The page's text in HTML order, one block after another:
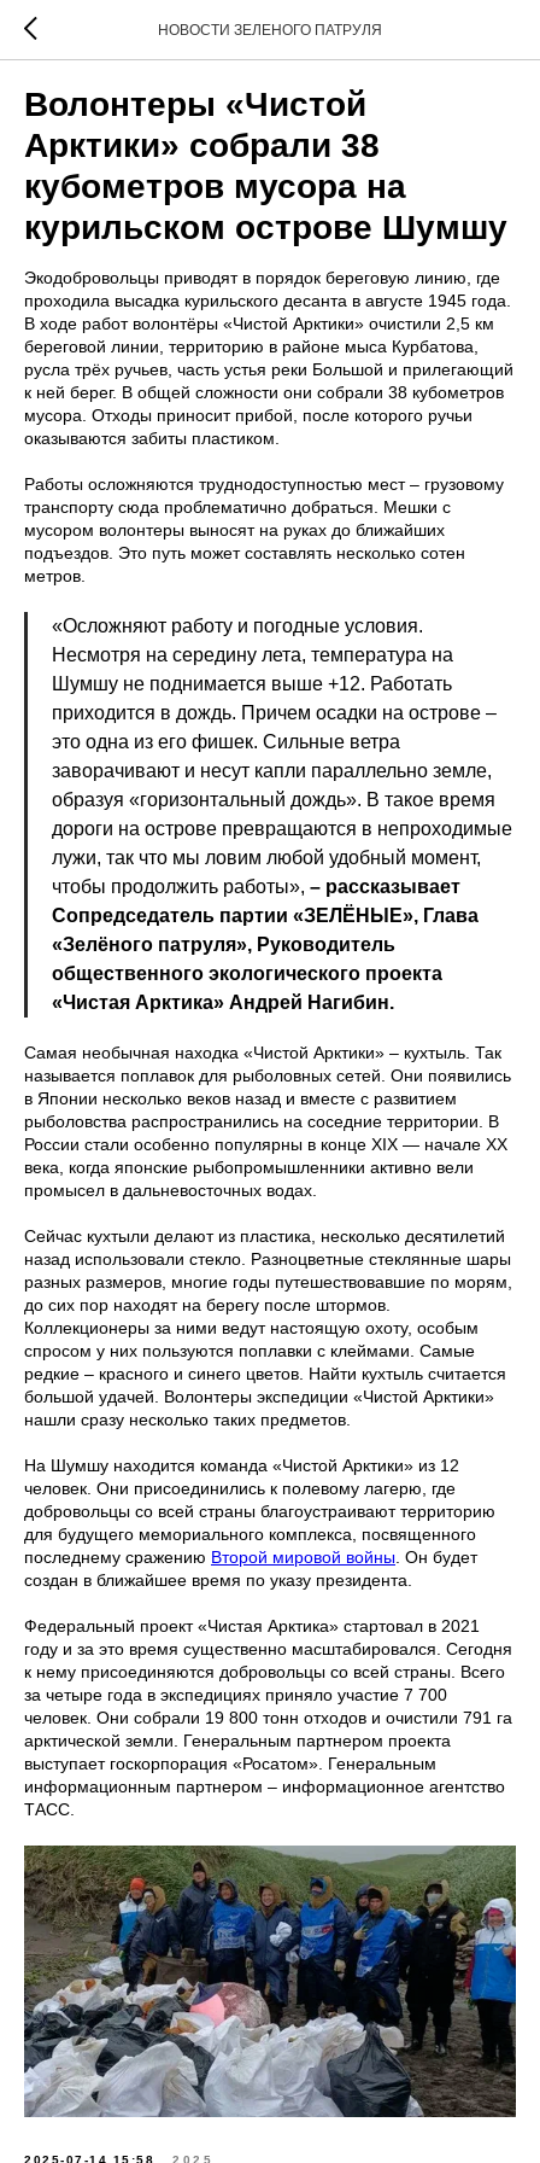
НОВОСТИ ЗЕЛЕНОГО ПАТРУЛЯ
Волонтеры «Чистой
Арктики» собрали 38
кубометров мусора на
курильском острове Шумшу
Экодобровольцы приводят в порядок береговую линию, где
проходила высадка курильского десанта в августе 1945 года.
В ходе работ волонтёры «Чистой Арктики» очистили 2,5 км
береговой линии, территорию в районе мыса Курбатова,
русла трёх ручьев, часть устья реки Большой и прилегающий
к ней берег. В общей сложности они собрали 38 кубометров
мусора. Отходы приносит прибой, после которого ручьи
оказываются забиты пластиком.
Работы осложняются труднодоступностью мест – грузовому
транспорту сюда проблематично добраться. Мешки с
мусором волонтеры выносят на руках до ближайших
подъездов. Это путь может составлять несколько сотен
метров.
«Осложняют работу и погодные условия.
Несмотря на середину лета, температура на
Шумшу не поднимается выше +12. Работать
приходится в дождь. Причем осадки на острове –
это одна из его фишек. Сильные ветра
заворачивают и несут капли параллельно земле,
образуя «горизонтальный дождь». В такое время
дороги на острове превращаются в непроходимые
лужи, так что мы ловим любой удобный момент,
чтобы продолжить работы», – рассказывает
Сопредседатель партии «ЗЕЛЁНЫЕ», Глава
«Зелёного патруля», Руководитель
общественного экологического проекта
«Чистая Арктика» Андрей Нагибин.
Самая необычная находка «Чистой Арктики» – кухтыль. Так
называется поплавок для рыболовных сетей. Они появились
в Японии несколько веков назад и вместе с развитием
рыболовства распространились на соседние территории. В
России стали особенно популярны в конце XIX — начале XX
века, когда японские рыбопромышленники активно вели
промысел в дальневосточных водах.
Сейчас кухтыли делают из пластика, несколько десятилетий
назад использовали стекло. Разноцветные стеклянные шары
разных размеров, многие годы путешествовавшие по морям,
до сих пор находят на берегу после штормов.
Коллекционеры за ними ведут настоящую охоту, особым
спросом у них пользуются поплавки с клеймами. Самые
редкие – красного и синего цветов. Найти кухтыль считается
большой удачей. Волонтеры экспедиции «Чистой Арктики»
нашли сразу несколько таких предметов.
На Шумшу находится команда «Чистой Арктики» из 12
человек. Они присоединились к полевому лагерю, где
добровольцы со всей страны благоустраивают территорию
для будущего мемориального комплекса, посвященного
последнему сражению Второй мировой войны . Он будет
создан в ближайшее время по указу президента.
Федеральный проект «Чистая Арктика» стартовал в 2021
году и за это время существенно масштабировался. Сегодня
к нему присоединяются добровольцы со всей страны. Всего
за четыре года в экспедициях приняло участие 7 700
человек. Они собрали 19 800 тонн отходов и очистили 791 га
арктической земли. Генеральным партнером проекта
выступает госкорпорация «Росатом». Генеральным
информационным партнером – информационное агентство
ТАСС.
2025-07-14 15:58 2025